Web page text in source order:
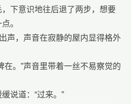
下意识地往后退了两步，想要
。
声，声音在寂静的屋内显得格外
在。”声音里带着一丝不易察觉的
说道：“过来。”